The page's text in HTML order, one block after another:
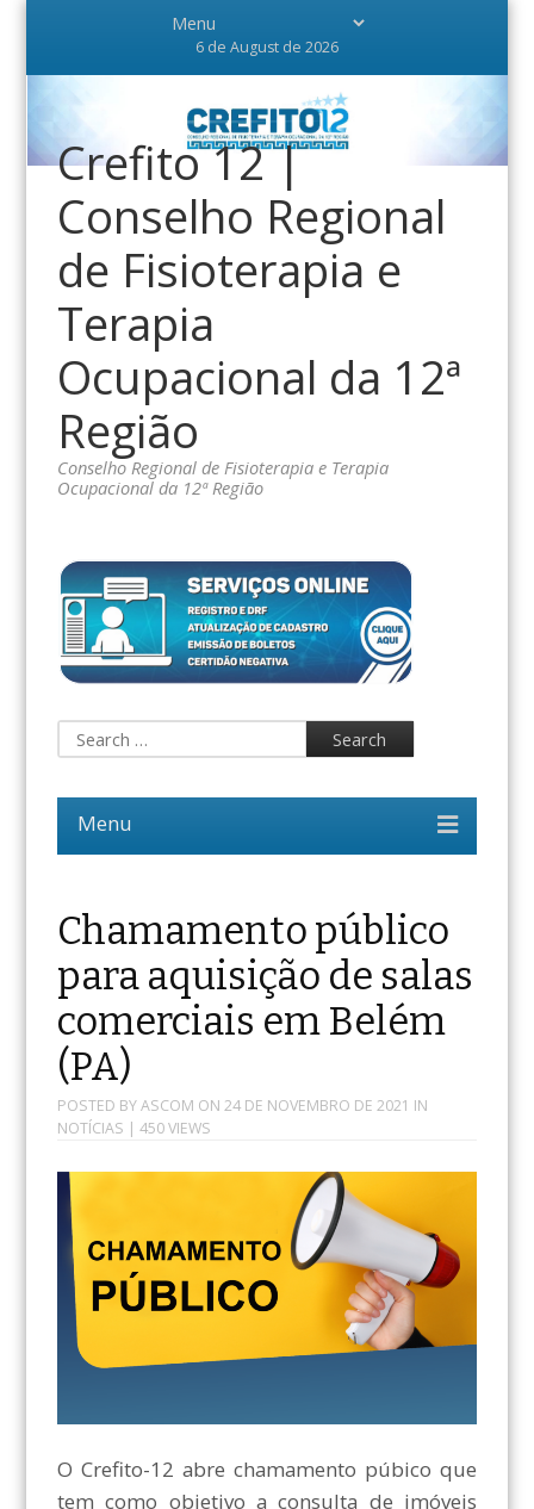
6 de August de 2026
Crefito 12 |
Conselho Regional
de Fisioterapia e
Terapia
Ocupacional da 12ª
Região
Conselho Regional de Fisioterapia e Terapia
Ocupacional da 12ª Região
Chamamento público
para aquisição de salas
comerciais em Belém
(PA)
POSTED BYASCOM ON 24 DE NOVEMBRO DE 2021 IN
NOTÍCIAS | 450 VIEWS
O Crefito-12 abre chamamento púbico que
tem como objetivo a consulta de imóveis